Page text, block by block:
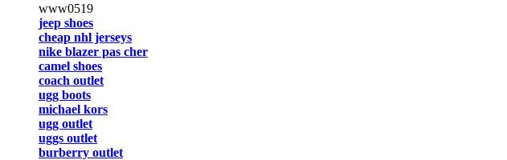
www0519
jeep shoes
cheap nhl jerseys
nike blazer pas cher
camel shoes
coach outlet
ugg boots
michael kors
ugg outlet
uggs outlet
burberry outlet